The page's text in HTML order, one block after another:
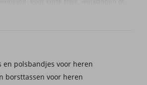
is gratis.
en polsbandjes voor heren
borsttassen voor heren